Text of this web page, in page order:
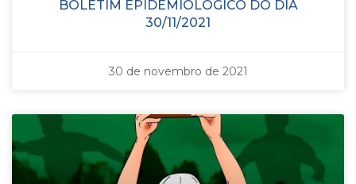
BOLETIM EPIDEMIOLÓGICO DO DIA
30/11/2021
30 de novembro de 2021